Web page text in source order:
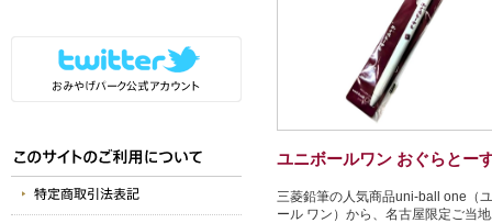
ユニボールワン おぐらとー
三菱鉛筆の人気商品uni-ball one（
ール ワン）から、名古屋限定ご当